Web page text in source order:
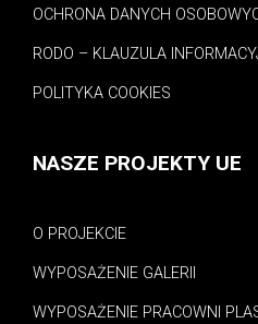
OCHRONA DANYCH
RODO – KLAUZULA
POLITYKA COOKIES
NASZE PROJEKTY UE
O PROJEKCIE
WYPOSAŻENIE GALERII
WYPOSAŻENIE PRACOWNI